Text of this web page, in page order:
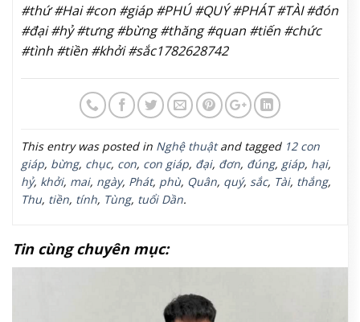
#thứ #Hai #con #giáp #PHÚ #QUÝ #PHÁT #TÀI #đón
#đại #hỷ #tưng #bừng #thăng #quan #tiến #chức
#tình #tiền #khởi #sắc1782628742
This entry was posted in Nghệ thuậtand tagged 12 con
giáp, bừng, chục, con, con giáp, đại, đơn, đúng, giáp, hại,
hỷ, khởi, mai, ngày, Phát, phù, Quân, quý, sắc, Tài, thắng,
Thu, tiền, tính, Tùng, tuổi Dần.
Tin cùng chuyên mục: